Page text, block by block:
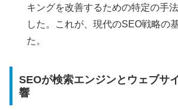
キングを改善するための特定の手
した。これが、現代のSEO戦略の
た。
SEOが検索エンジンとウェブサ
響